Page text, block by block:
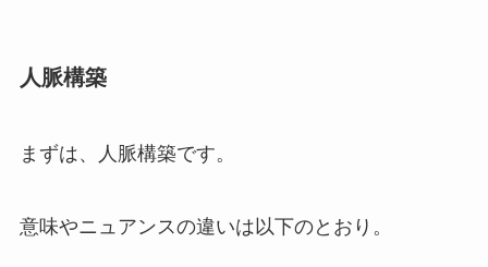
人脈構築
まずは、人脈構築です。
意味やニュアンスの違いは以下のとおり。